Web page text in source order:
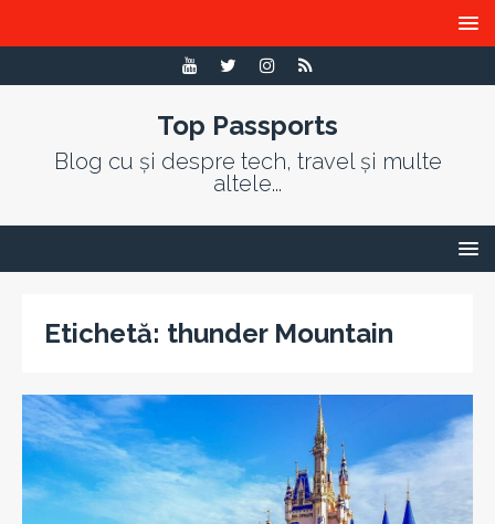
Top Passports
Blog cu și despre tech, travel și multe
altele...
Etichetă: thunder Mountain